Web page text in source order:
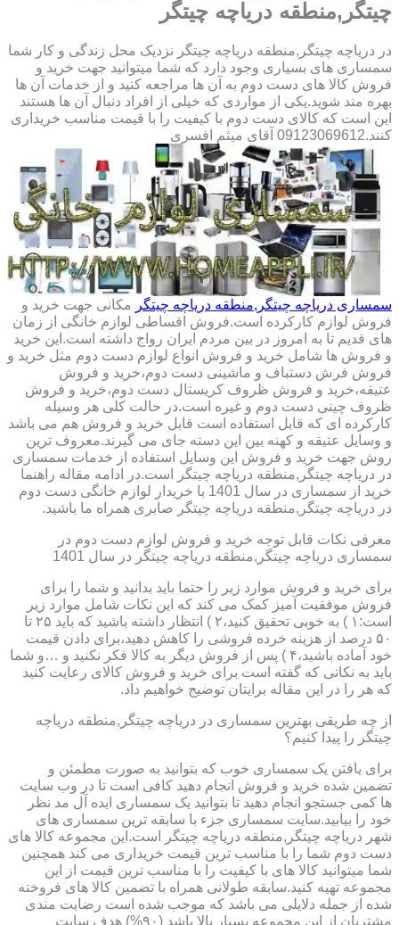
چیتگر,منطقه دریاچه چیتگر
در دریاچه چیتگر,منطقه دریاچه چیتگر نزدیک محل زندگی و کار شما
سمساری های بسیاری وجود دارد که شما میتوانید جهت خرید و
فروش کالا های دست دوم به آن ها مراجعه کنید و از خدمات آن ها
بهره مند شوید.یکی از مواردی که خیلی از افراد دنبال آن ها هستند
این است که کالای دست دوم با کیفیت را با قیمت مناسب خریداری
کنند.09123069612 آقای میثم افسری
سمساری دریاچه چیتگر,منطقه دریاچه چیتگر مکانی جهت خرید و
فروش لوازم کارکرده است.فروش اقساطی لوازم خانگی از زمان
های قدیم تا به امروز در بین مردم ایران رواج داشته است.این خرید
و فروش ها شامل خرید و فروش انواع لوازم دست دوم مثل خرید و
فروش فرش دستباف و ماشینی دست دوم،خرید و فروش
عتیقه،خرید و فروش ظروف کریستال دست دوم،خرید و فروش
ظروف چینی دست دوم و غیره است.در حالت کلی هر وسیله
کارکرده ای که قابل استفاده است قابل خرید و فروش هم می باشد
و وسایل عتیقه و کهنه بین این دسته جای می گیرند.معروف ترین
روش جهت خرید و فروش این وسایل استفاده از خدمات سمساری
در دریاچه چیتگر,منطقه دریاچه چیتگر است.در ادامه مقاله راهنما
خرید از سمساری در سال 1401 با خریدار لوازم خانگی دست دوم
در دریاچه چیتگر,منطقه دریاچه چیتگر صابری همراه ما باشید.
معرفی نکات قابل توجه خرید و فروش لوازم دست دوم در
سمساری دریاچه چیتگر,منطقه دریاچه چیتگر در سال 1401
برای خرید و فروش موارد زیر را حتما باید بدانید و شما را برای
فروش موفقیت آمیز کمک می کند که این نکات شامل موارد زیر
است:۱ ) به خوبی تحقیق کنید،۲ ) انتظار داشته باشید که باید ۲۵ تا
۵۰ درصد از هزینه خرده فروشی را کاهش دهید،برای دادن قیمت
خود آماده باشید،۴ ) پس از فروش دیگر به کالا فکر نکنید و …و شما
باید به نکاتی که گفته است برای خرید و فروش کالای رعایت کنید
که هر را در این مقاله برایتان توضیح خواهیم داد.
از چه طریقی بهترین سمساری در دریاچه چیتگر,منطقه دریاچه
چیتگر را پیدا کنیم؟
برای یافتن یک سمساری خوب که بتوانید به صورت مطمئن و
تضمین شده خرید و فروش انجام دهید کافی است تا در وب سایت
ها کمی جستجو انجام دهید تا بتوانید یک سمساری ایده آل مد نظر
خود را بیابید.سایت سمساری جزء با سابقه ترین سمساری های
شهر دریاچه چیتگر,منطقه دریاچه چیتگر است.این مجموعه کالا های
دست دوم شما را با مناسب ترین قیمت خریداری می کند همچنین
شما میتوانید کالا های با کیفیت را با مناسب ترین قیمت از این
مجموعه تهیه کنید.سابقه طولانی همراه با تضمین کالا های فروخته
شده از جمله دلایلی می باشد که موجب شده است رضایت مندی
مشتریان از این مجموعه بسیار بالا باشد (۹۰%) هدف سایت